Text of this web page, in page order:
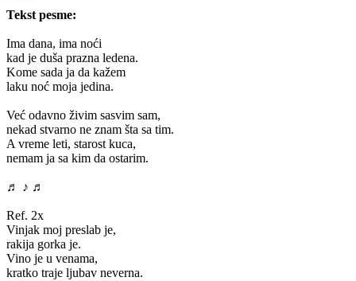
Tekst pesme:
Ima dana, ima noći
kad je duša prazna ledena.
Kome sada ja da kažem
laku noć moja jedina.
Već odavno živim sasvim sam,
nekad stvarno ne znam šta sa tim.
A vreme leti, starost kuca,
nemam ja sa kim da ostarim.
♬ ♪ ♬
Ref. 2x
Vinjak moj preslab je,
rakija gorka je.
Vino je u venama,
kratko traje ljubav neverna.